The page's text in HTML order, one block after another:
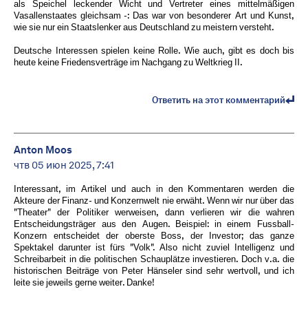
als Speichel leckender Wicht und Vertreter eines mittelmäßigen
Vasallenstaates gleichsam -: Das war von besonderer Art und Kunst,
wie sie nur ein Staatslenker aus Deutschland zu meistern versteht.
Deutsche Interessen spielen keine Rolle. Wie auch, gibt es doch bis
heute keine Friedensverträge im Nachgang zu Weltkrieg II.
Ответить на этот комментарий
Anton Moos
чтв 05 июн 2025, 7:41
Interessant, im Artikel und auch in den Kommentaren werden die
Akteure der Finanz- und Konzernwelt nie erwäht. Wenn wir nur über das
"Theater" der Politiker werweisen, dann verlieren wir die wahren
Entscheidungsträger aus den Augen. Beispiel: in einem Fussball-
Konzern entscheidet der oberste Boss, der Investor; das ganze
Spektakel darunter ist fürs "Volk". Also nicht zuviel Intelligenz und
Schreibarbeit in die politischen Schauplätze investieren. Doch v.a. die
historischen Beiträge von Peter Hänseler sind sehr wertvoll, und ich
leite sie jeweils gerne weiter. Danke!